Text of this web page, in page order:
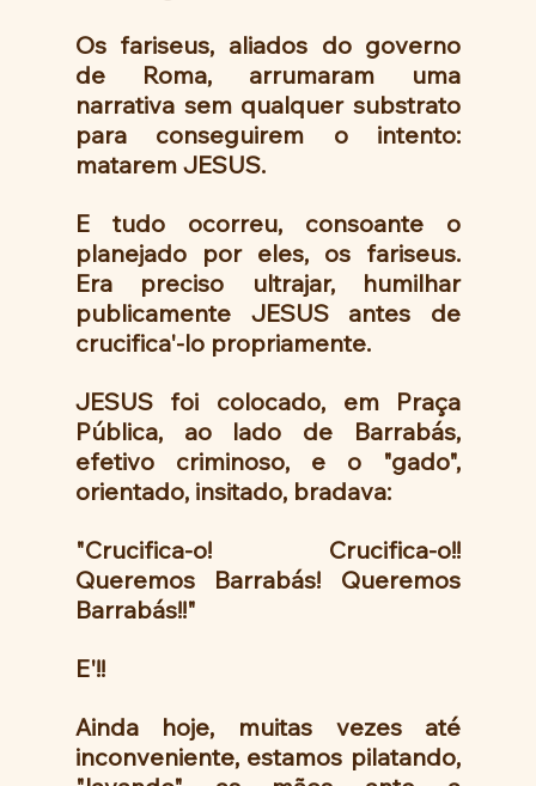
Os fariseus, aliados do governo
de Roma, arrumaram uma
narrativa sem qualquer substrato
para conseguirem o intento:
matarem JESUS.
E tudo ocorreu, consoante o
planejado por eles, os fariseus.
Era preciso ultrajar, humilhar
publicamente JESUS antes de
crucifica'-lo propriamente.
JESUS foi colocado, em Praça
Pública, ao lado de Barrabás,
efetivo criminoso, e o "gado",
orientado, insitado, bradava:
"Crucifica-o! Crucifica-o!!
Queremos Barrabás! Queremos
Barrabás!!"
E'!!
Ainda hoje, muitas vezes até
inconveniente, estamos pilatando,